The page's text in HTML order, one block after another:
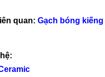
quan: Gạch bóng kiếng